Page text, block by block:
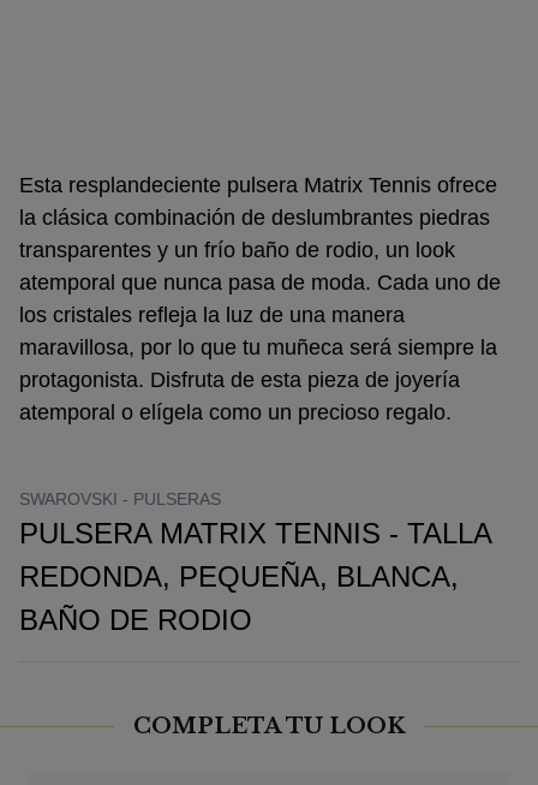
Esta resplandeciente pulsera Matrix Tennis ofrece
la clásica combinación de deslumbrantes piedras
transparentes y un frío baño de rodio, un look
atemporal que nunca pasa de moda. Cada uno de
los cristales refleja la luz de una manera
maravillosa, por lo que tu muñeca será siempre la
protagonista. Disfruta de esta pieza de joyería
atemporal o elígela como un precioso regalo.
SWAROVSKI - PULSERAS
PULSERA MATRIX TENNIS - TALLA
REDONDA, PEQUEÑA, BLANCA,
BAÑO DE RODIO
COMPLETA TU LOOK